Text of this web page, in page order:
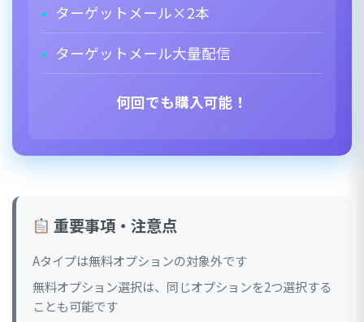
ターゲットメール×2本
ターゲットメール大量配信
何回でも購入可能！
重要事項・注意点
Aタイプは無料オプションの対象外です
無料オプション選択は、同じオプションを2つ選択する
ことも可能です